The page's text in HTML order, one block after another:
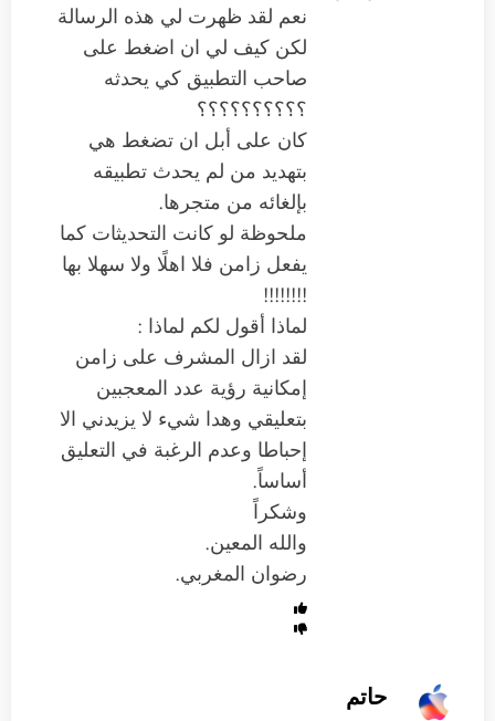
نعم لقد ظهرت لي هذه الرسالة
لكن كيف لي ان اضغط على
صاحب التطبيق كي يحدثه
؟؟؟؟؟؟؟؟؟؟
كان على أبل ان تضغط هي
بتهديد من لم يحدث تطبيقه
بإلغائه من متجرها.
ملحوظة لو كانت التحديثات كما
يفعل زامن فلا اهلًا ولا سهلا بها
!!!!!!!!
لماذا أقول لكم لماذا :
لقد ازال المشرف على زامن
إمكانية رؤية عدد المعجبين
بتعليقي وهدا شيء لا يزيدني الا
إحباطا وعدم الرغبة في التعليق
أساساً.
وشكراً
والله المعين.
رضوان المغربي.
حاتم